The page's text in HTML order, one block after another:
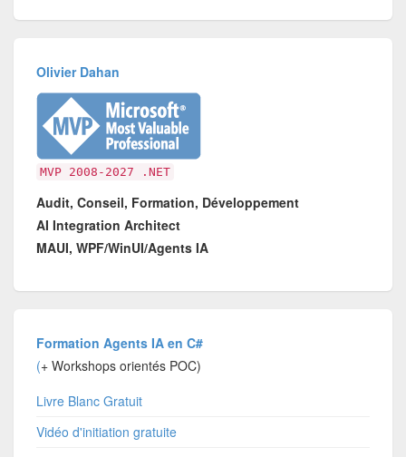
Olivier Dahan
MVP 2008-2027 .NET
Audit, Conseil, Formation, Développement
AI Integration Architect
MAUI, WPF/WinUI/Agents IA
Formation Agents IA en C#
(+ Workshops orientés POC)
Livre Blanc Gratuit
Vidéo d'initiation gratuite